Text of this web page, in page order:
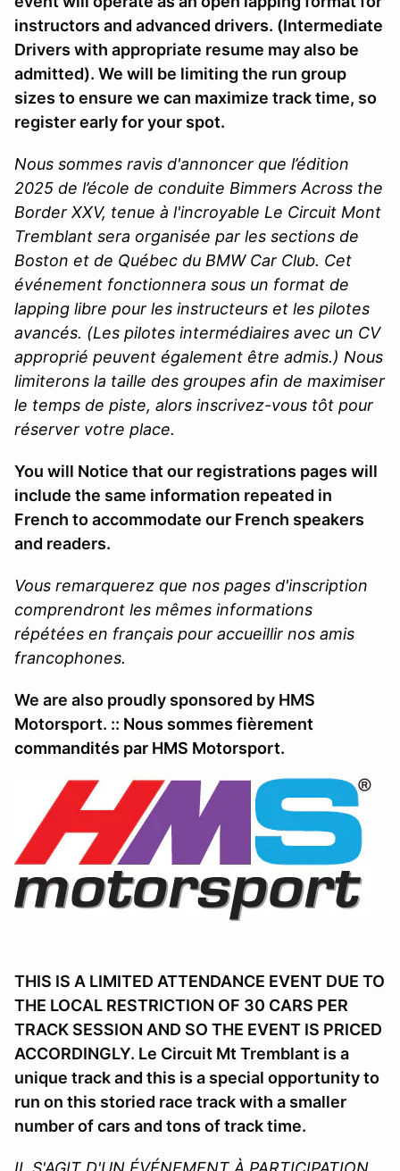
instructors and advanced drivers. (Intermediate
Drivers with appropriate resume may also be
admitted). We will be limiting the run group
sizes to ensure we can maximize track time, so
register early for your spot.
Nous sommes ravis d'annoncer que l’édition
2025 de l’école de conduite Bimmers Across the
Border XXV, tenue à l'incroyable Le Circuit Mont
Tremblant sera organisée par les sections de
Boston et de Québec du BMW Car Club. Cet
événement fonctionnera sous un format de
lapping libre pour les instructeurs et les pilotes
avancés. (Les pilotes intermédiaires avec un CV
approprié peuvent également être admis.) Nous
limiterons la taille des groupes afin de maximiser
le temps de piste, alors inscrivez-vous tôt pour
réserver votre place.
You will Notice that our registrations pages will
include the same information repeated in
French to accommodate our French speakers
and readers.
Vous remarquerez que nos pages d'inscription
comprendront les mêmes informations
répétées en français pour accueillir nos amis
francophones.
We are also proudly sponsored by HMS
Motorsport. :: Nous sommes fièrement
commandités par HMS Motorsport.
THIS IS A LIMITED ATTENDANCE EVENT DUE TO
THE LOCAL RESTRICTION OF 30 CARS PER
TRACK SESSION AND SO THE EVENT IS PRICED
ACCORDINGLY. Le Circuit Mt Tremblant is a
unique track and this is a special opportunity to
run on this storied race track with a smaller
number of cars and tons of track time.